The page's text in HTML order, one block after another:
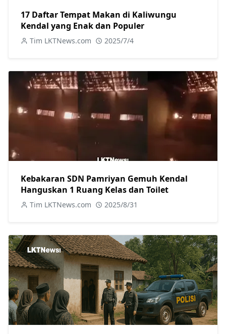
17 Daftar Tempat Makan di Kaliwungu
Kendal yang Enak dan Populer
Tim LKTNews.com 2025/7/4
Kebakaran SDN Pamriyan Gemuh Kendal
Hanguskan 1 Ruang Kelas dan Toilet
Tim LKTNews.com 2025/8/31